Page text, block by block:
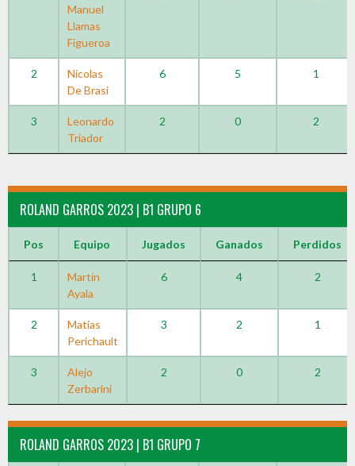
Manuel
Llamas
Figueroa
2
Nicolas
De Brasi
6 5 1
3
Leonardo
Triador
2 0 2
ROLAND GARROS 2023 | B1 GRUPO 6
Pos Equipo Jugados Ganados Perdidos
1
Martín
Ayala
6 4 2
2
Matias
Perichault
3 2 1
3
Alejo
Zerbarini
2 0 2
ROLAND GARROS 2023 | B1 GRUPO 7